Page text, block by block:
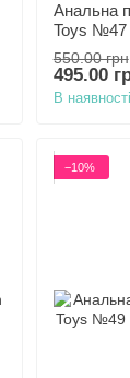
Анальна
Toys №47
2,8см
550.00 грн
495.00
В наявності
−10%